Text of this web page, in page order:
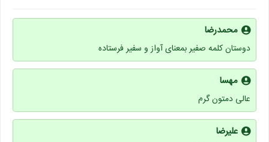
محمدرضا
دوستان کلمه صفیر بمعنای آواز و سفیر فرستاده
مهسا
عالی دمتون گرم
علیرضا